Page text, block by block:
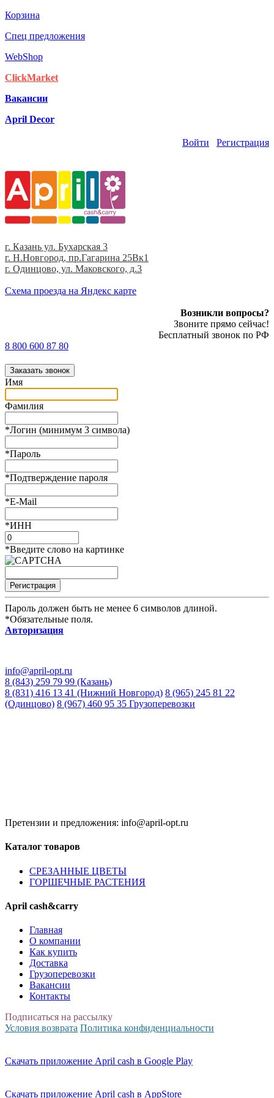
Корзина
Спец предложения
WebShop
ClickMarket
Вакансии
April Decor
Войти Регистрация
г. Казань ул. Бухарская 3
г. Н.Новгород, пр.Гагарина 25Вк1
г. Одинцово, ул. Маковского, д.3
Cхема проезда на Яндекс карте
Возникли вопросы?
Звоните прямо сейчас!
Бесплатный звонок по РФ
8 800 600 87 80
Заказать звонок
Имя
Фамилия
*Логин (минимум 3 символа)
*Пароль
*Подтверждение пароля
*E-Mail
*ИНН
*Введите слово на картинке
Пароль должен быть не менее 6 символов длиной.
*Обязательные поля.
Авторизация
info@april-opt.ru
8 (843) 259 79 99 (Казань)
8 (831) 416 13 41 (Нижний Новгород) 8 (965) 245 81 22
(Одинцово) 8 (967) 460 95 35 Грузоперевозки
Претензии и предложения: info@april-opt.ru
Каталог товаров
CPЕЗАННЫЕ ЦВЕТЫ
ГОРШЕЧНЫЕ РАСТЕНИЯ
April cash&carry
Главная
О компании
Как купить
Доставка
Грузоперевозки
Вакансии
Контакты
Подписаться на рассылку
Условия возврата Политика конфиденциальности
Скачать приложение April cash в Google Play
Скачать приложение April cash в AppStore